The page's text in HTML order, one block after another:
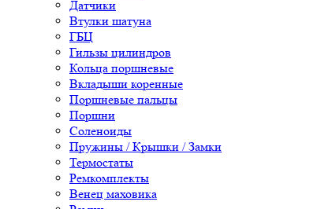
Датчики
Втулки шатуна
ГБЦ
Гильзы цилиндров
Кольца поршневые
Вкладыши коренные
Поршневые пальцы
Поршни
Соленоиды
Пружины / Крышки / Замки
Термостаты
Ремкомплекты
Венец маховика